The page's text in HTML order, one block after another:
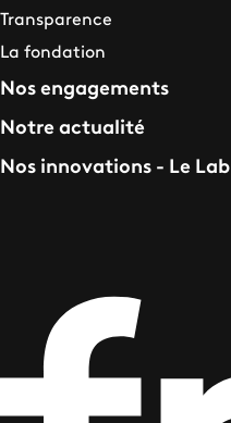
Transparence
La fondation
Nos engagements
Notre actualité
Nos innovations - Le Lab